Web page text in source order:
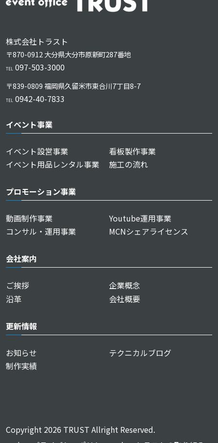
株式会社トラスト
〒870-0912 大分県大分市原新町287番地
TEL 097-503-3000
〒839-0809 福岡県久留⽶市東合川7丁⽬8-7
TEL 0942-40-7833
イベント事業
イベント設営事業
看板製作事業
イベント用品レンタル事業
施工の流れ
プロモーション事業
動画制作事業
Youtube運用事業
コンサル・運用事業
MCNシェアライセンス
会社案内
ご挨拶
企業概念
沿革
会社概要
更新情報
お知らせ
テクニカルブログ
制作実績
Copyright 2026 TRUST Allright Reserved.